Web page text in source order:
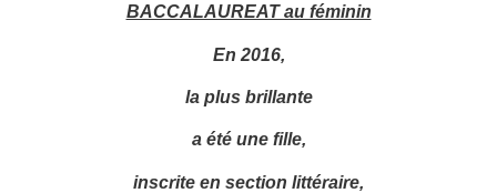
BACCALAUREAT au féminin
En 2016,
la plus brillante
a été une fille,
inscrite en section littéraire,